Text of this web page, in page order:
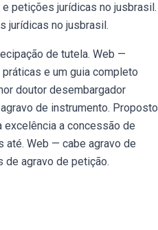
petições jurídicas no jusbrasil.
jurídicas no jusbrasil.
de tutela. Web —
e um guia completo
doutor desembargador
de instrumento. Proposto
excelência a concessão de
até. Web — cabe agravo de
agravo de petição.